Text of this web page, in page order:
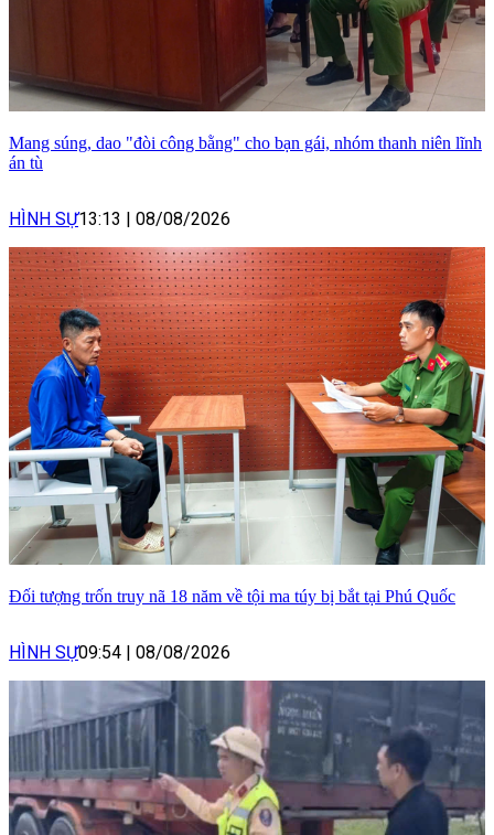
Mang súng, dao "đòi công bằng" cho bạn gái, nhóm thanh niên lĩnh
án tù
HÌNH SỰ13:13 08/08/2026
Đối tượng trốn truy nã 18 năm về tội ma túy bị bắt tại Phú Quốc
HÌNH SỰ09:54 08/08/2026